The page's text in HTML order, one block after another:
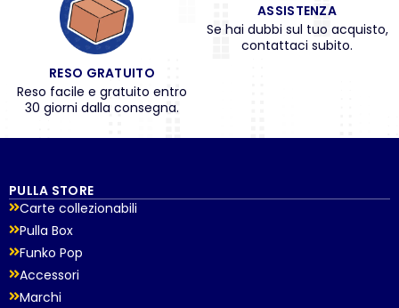
RESO GRATUITO
Reso facile e gratuito entro
30 giorni dalla consegna.
ASSISTENZA
Se hai dubbi sul tuo acquisto,
contattaci subito.
PULLA STORE
Carte collezionabili
Pulla Box
Funko Pop
Accessori
Marchi